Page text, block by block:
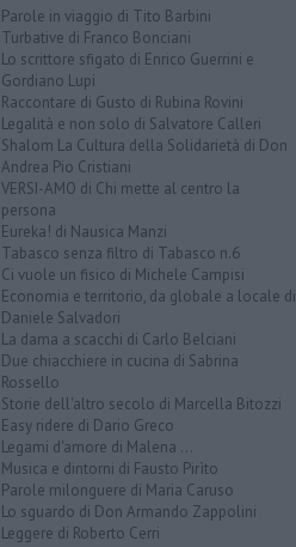
Parole in viaggio di Tito Barbini
Turbative di Franco Bonciani
Lo scrittore sfigato di Enrico Guerrini e
Gordiano Lupi
Raccontare di Gusto di Rubina Rovini
Legalità e non solo di Salvatore Calleri
Shalom La Cultura della Solidarietà di Don
Andrea Pio Cristiani
VERSI-AMO di Chi mette al centro la
persona
Eureka! di Nausica Manzi
Tabasco senza filtro di Tabasco n.6
Ci vuole un fisico di Michele Campisi
Economia e territorio, da globale a locale di
Daniele Salvadori
La dama a scacchi di Carlo Belciani
Due chiacchiere in cucina di Sabrina
Rossello
Storie dell'altro secolo di Marcella Bitozzi
Easy ridere di Dario Greco
Legami d'amore di Malena ...
Musica e dintorni di Fausto Pirìto
Parole milonguere di Maria Caruso
Lo sguardo di Don Armando Zappolini
Leggere di Roberto Cerri